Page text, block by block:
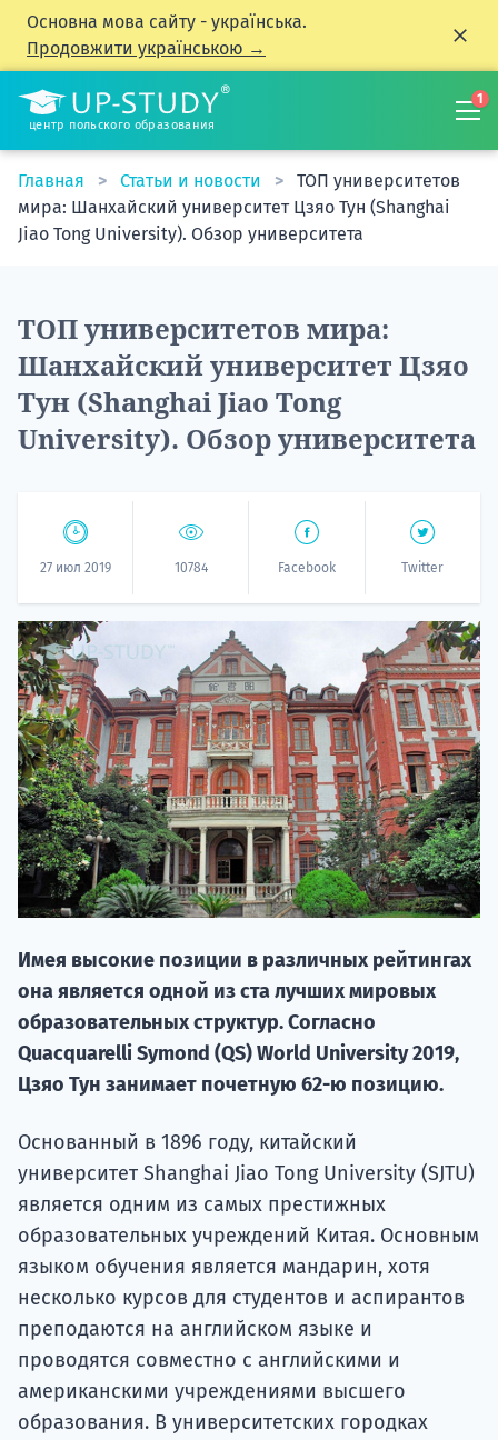
Основна мова сайту - українська.
Продовжити українською →
центр польского образования
1
Главная Статьи и новости
ТОП университетов
мира: Шанхайский университет Цзяо Тун (Shanghai
Jiao Tong University). Обзор университета
ТОП университетов мира:
Шанхайский университет Цзяо
Тун (Shanghai Jiao Tong
University). Обзор университета
27 июл 2019 10784 Facebook Twitter
Имея высокие позиции в различных рейтингах
она является одной из ста лучших мировых
образовательных структур. Согласно
Quacquarelli Symond (QS) World University 2019,
Цзяо Тун занимает почетную 62-ю позицию.
Основанный в 1896 году, китайский
университет Shanghai Jiao Tong University (SJTU)
является одним из самых престижных
образовательных учреждений Китая. Основным
языком обучения является мандарин, хотя
несколько курсов для студентов и аспирантов
преподаются на английском языке и
проводятся совместно с английскими и
американскими учреждениями высшего
образования. В университетских городках
НАБОР